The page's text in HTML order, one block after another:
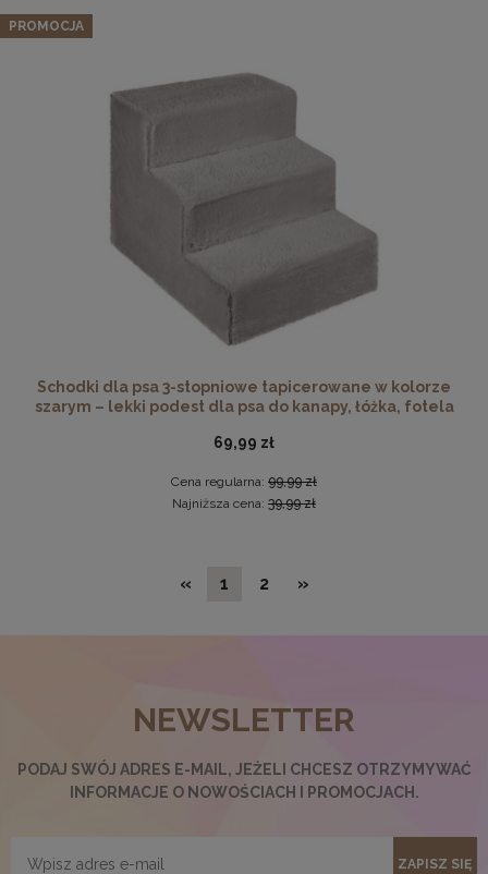
Ramka na zdjęcia 30 x 30 cm pomarańczowa, z naturalnego
159,99 zł
Najniższa cena:159,99 zł
Schodki dla psa 3-stopniowe tapicerowane w kolorze
szarym – lekki podest dla psa do kanapy, łóżka, fotela
69,99 zł
Cena regularna: 99,99 zł
Najniższa cena: 39,99 zł
PROMOCJA
« 1 2 »
NEWSLETTER
PODAJ SWÓJ ADRES E-MAIL, JEŻELI CHCESZ OTRZYMYWAĆ
INFORMACJE O NOWOŚCIACH I PROMOCJACH.
ZAPISZ SIĘ